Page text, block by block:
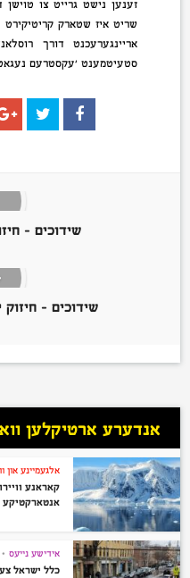
זענען נישט גרייט צו
שריט איז שטארק קריטיקירט
אריינגערעכנט דורך
סטעיטמענט ‘עקסטרעם
שידוכים –
שידוכים –
אנדערע ארטיקלען
אלגעמיינע און
קאראנע
אנטארקטיקע
אידישע נייעס •
כלל ישראל